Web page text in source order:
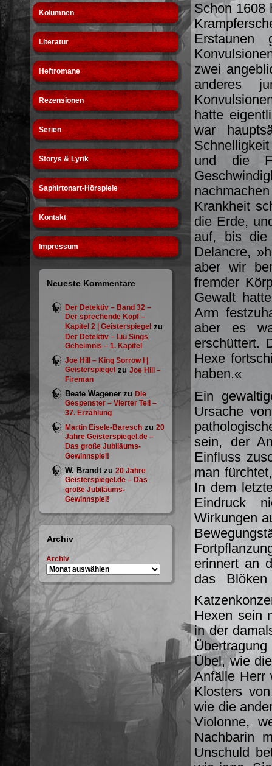
Kolumnen
Literatur
Heftromane
Rezensionen
Serien
Storys & Lyrik
Saphirtonart-Hörspiele
Kontakt
Impressum
Neueste Kommentare
Der Detektiv – Band 32 –
Der sprechende Kopf –
Kapitel 2 | Geisterspiegel zu
Der Detektiv – Liu Sings
Geheimnis – 1. Kapitel
Joe Hill – King Sorrow I |
Geisterspiegel zu Joe Hill –
Fireman
Beate Wagener zu Die
Gespenster – Vierter Teil –
37. Erzählung
Martin Eisele-Baresch zu 20
Jahre Geisterspiegel.de –
Das große Jubiläums-
Gewinnspiel!
W. Brandt zu 20 Jahre
Geisterspiegel.de – Das
große Jubiläums-
Gewinnspiel!
Archiv
Archiv
Schon 1608
Erstaunen
zwei
anderes
hatte
war
und die
Krankheit
die Erde,
auf, bis die
Delancre,
aber wir
fremder
Gewalt
Arm
aber es
erschüttert.
Hexe
haben.«
Ein
Ursache
sein, der
Einfluss
man
In dem
Eindruck
Wirkungen
erinnert an
das
Hexen sein
in der
Übel, wie
Anfälle Herr
Klosters
wie die
Violonne,
Nachbarin
Unschuld